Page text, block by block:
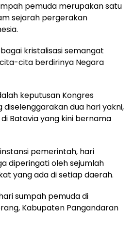
pemuda merupakan satu
sejarah pergerakan
kristalisasi semangat
cita berdirinya Negara
keputusan Kongres
diselenggarakan dua hari yakni,
Batavia yang kini bernama
pemerintah, hari
diperingati oleh sejumlah
yang ada di setiap daerah.
sumpah pemuda di
Kabupaten Pangandaran